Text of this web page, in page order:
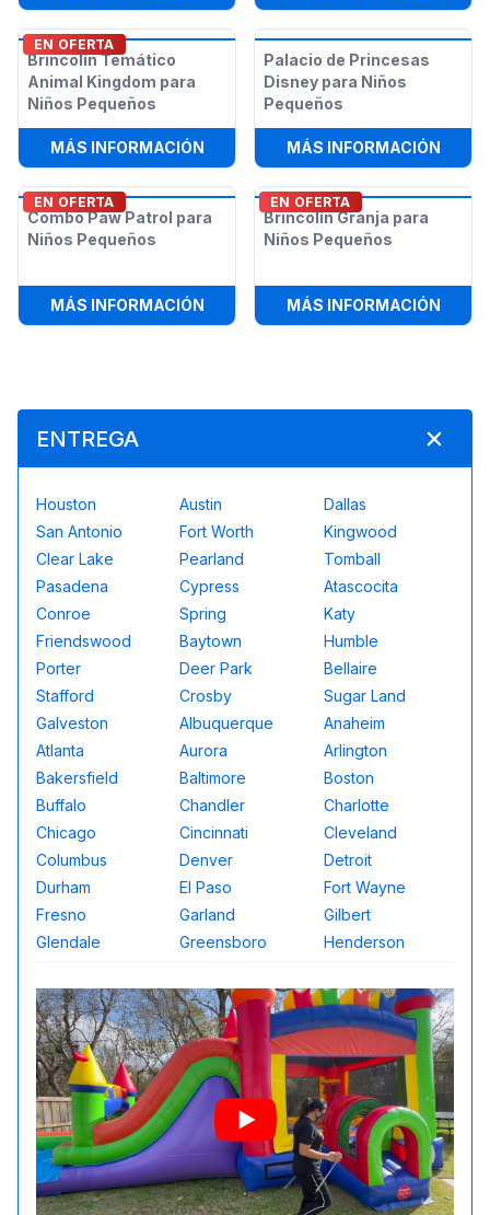
EN OFERTA
Brincolín Temático
Animal Kingdom para
Niños Pequeños
MÁS INFORMACIÓN: BRINCOLÍN TEMÁTICO ANIMAL
Palacio de Princesas
Disney para Niños
Pequeños
MÁS INFORMACIÓN:
EN OFERTA
Combo Paw Patrol para
Niños Pequeños
MÁS INFORMACIÓN: COMBO PAW PATROL PARA NIÑOS
EN OFERTA
Brincolín Granja para
Niños Pequeños
MÁS INFORMACIÓN:
ENTREGA
Houston Austin
Dallas
San Antonio
Fort Worth
Kingwood
Clear Lake
Pearland
Tomball
Pasadena
Cypress
Atascocita
Conroe
Spring
Katy
Friendswood
Baytown
Humble
Porter
Deer Park
Bellaire
Stafford
Crosby
Sugar Land
Galveston
Albuquerque
Anaheim
Atlanta
Aurora
Arlington
Bakersfield
Baltimore
Boston
Buffalo
Chandler
Charlotte
Chicago
Cincinnati
Cleveland
Columbus
Denver
Detroit
Durham
El Paso
Fort Wayne
Fresno
Garland
Gilbert
Glendale
Greensboro Henderson